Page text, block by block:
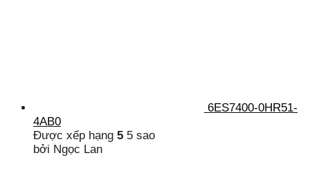
6ES7400-0HR51-
4AB0
Được xếp hạng 5 5 sao
bởi Ngọc Lan